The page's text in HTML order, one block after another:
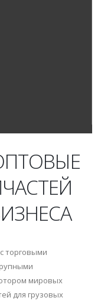
торговыми
мировых
для грузовых